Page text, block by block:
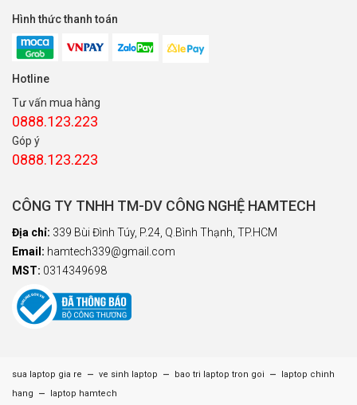
Hình thức thanh toán
Hotline
Tư vấn mua hàng
0888.123.223
Góp ý
0888.123.223
CÔNG TY TNHH TM-DV CÔNG NGHỆ HAMTECH
Địa chỉ: 339 Bùi Đình Túy, P.24, Q.Bình Thạnh, TP.HCM
Email: hamtech339@gmail.com
MST: 0314349698
sua laptop gia re – ve sinh laptop – bao tri laptop tron goi –
laptop chinh
hang
– laptop hamtech